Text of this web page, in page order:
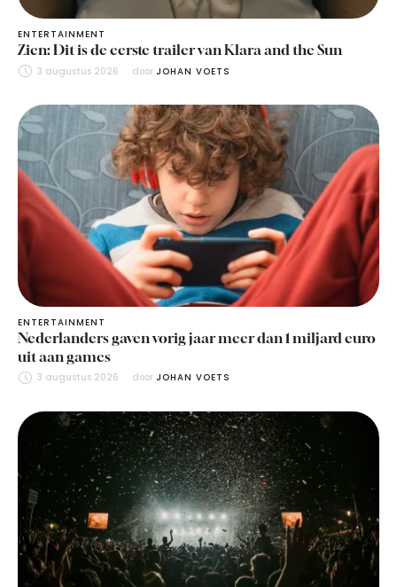
ENTERTAINMENT
Zien: Dit is de eerste trailer van Klara and the Sun
3 augustus 2026 door JOHAN VOETS
ENTERTAINMENT
Nederlanders gaven vorig jaar meer dan 1 miljard euro
uit aan games
3 augustus 2026 door JOHAN VOETS